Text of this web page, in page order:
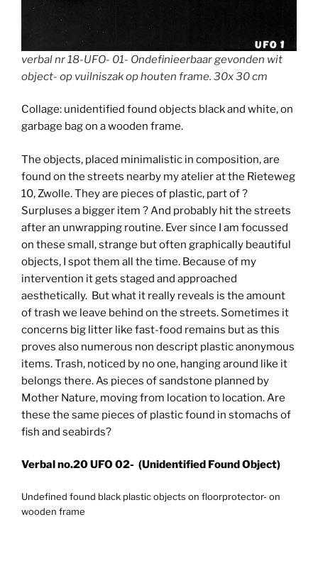
verbal nr 18-UFO- 01- Ondefinieerbaar gevonden wit
object- op vuilniszak op houten frame. 30x 30 cm
Collage: unidentified found objects black and white, on
garbage bag on a wooden frame.
The objects, placed minimalistic in composition, are
found on the streets nearby my atelier at the Rieteweg
10, Zwolle. They are pieces of plastic, part of ?
Surpluses a bigger item ? And probably hit the streets
after an unwrapping routine. Ever since I am focussed
on these small, strange but often graphically beautiful
objects, I spot them all the time. Because of my
intervention it gets staged and approached
aesthetically. But what it really reveals is the amount
of trash we leave behind on the streets. Sometimes it
concerns big litter like fast-food remains but as this
proves also numerous non descript plastic anonymous
items. Trash, noticed by no one, hanging around like it
belongs there. As pieces of sandstone planned by
Mother Nature, moving from location to location. Are
these the same pieces of plastic found in stomachs of
fish and seabirds?
Verbal no.20 UFO 02- (Unidentified Found Object)
Undefined found black plastic objects on floorprotector- on
wooden frame